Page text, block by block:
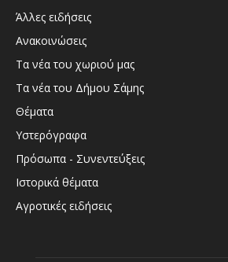
Άλλες ειδήσεις
Ανακοινώσεις
Τα νέα του χωριού μας
Τα νέα του Δήμου Σάμης
Θέματα
Υστερόγραφα
Πρόσωπα - Συνεντεύξεις
Ιστορικά θέματα
Αγροτικές ειδήσεις